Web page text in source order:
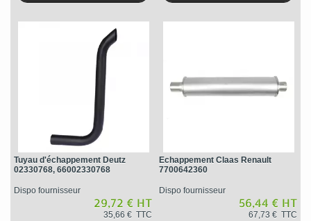
Tuyau d'échappement Deutz
02330768, 66002330768
Dispo fournisseur
29,72 € HT
35,66 € TTC
Echappement Claas Renault
7700642360
Dispo fournisseur
56,44 € HT
67,73 € TTC